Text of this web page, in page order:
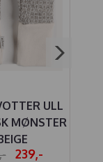
ULL
MØNSTER
239,-